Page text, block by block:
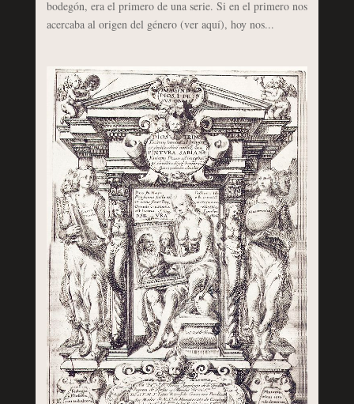
bodegón, era el primero de una serie. Si en el primero nos
acercaba al origen del género (ver aquí), hoy nos...